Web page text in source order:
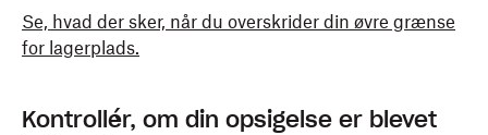
Se, hvad der sker, når du overskrider din øvre grænse
for lagerplads.
Kontrollér, om din opsigelse er blevet